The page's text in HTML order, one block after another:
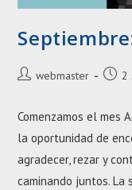
Autor
entrada:
webmaster 2
Comenzamos el mes
la oportunidad de
agradecer, rezar y
caminando juntos.